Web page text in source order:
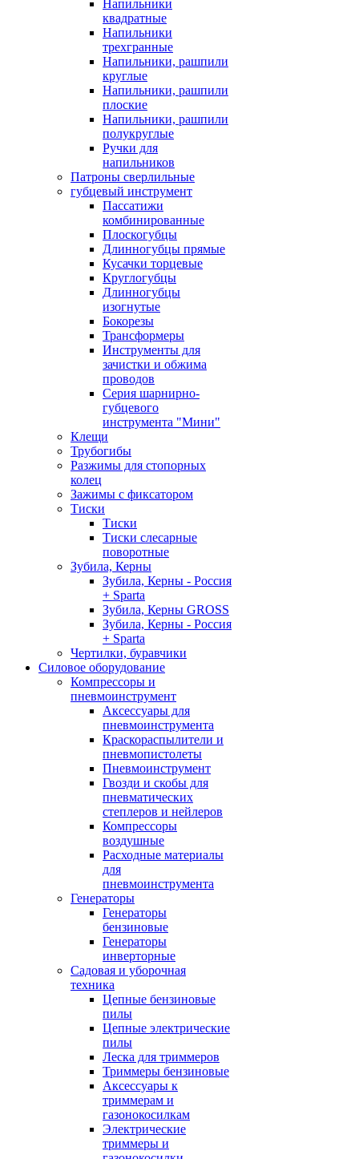
Напильники
квадратные
Напильники
трехгранные
Напильники, рашпили
круглые
Напильники, рашпили
плоские
Напильники, рашпили
полукруглые
Ручки для
напильников
Патроны сверлильные
губцевый инструмент
Пассатижи
комбинированные
Плоскогубцы
Длинногубцы прямые
Кусачки торцевые
Круглогубцы
Длинногубцы
изогнутые
Бокорезы
Трансформеры
Инструменты для
зачистки и обжима
проводов
Серия шарнирно-
губцевого
инструмента "Мини"
Клещи
Трубогибы
Разжимы для стопорных
колец
Зажимы с фиксатором
Тиски
Тиски
Тиски слесарные
поворотные
Зубила, Керны
Зубила, Керны - Россия
+ Sparta
Зубила, Керны GROSS
Зубила, Керны - Россия
+ Sparta
Чертилки, буравчики
Силовое оборудование
Компрессоры и
пневмоинструмент
Аксессуары для
пневмоинструмента
Краскораспылители и
пневмопистолеты
Пневмоинструмент
Гвозди и скобы для
пневматических
степлеров и нейлеров
Компрессоры
воздушные
Расходные материалы
для
пневмоинструмента
Генераторы
Генераторы
бензиновые
Генераторы
инверторные
Садовая и уборочная
техника
Цепные бензиновые
пилы
Цепные электрические
пилы
Леска для триммеров
Триммеры бензиновые
Аксессуары к
триммерам и
газонокосилкам
Электрические
триммеры и